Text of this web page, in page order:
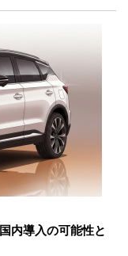
内導入の可能性と